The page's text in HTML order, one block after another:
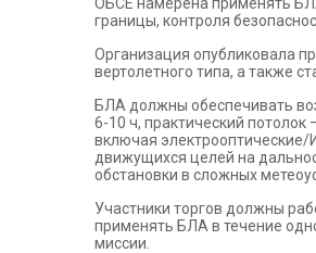
границы, контроля
Организация опубликовала
вертолетного типа, а также
БЛА должны обеспечивать
6-10 ч, практический
включая
движущихся целей на
обстановки в сложных
Участники торгов должны
применять БЛА в течение
миссии.